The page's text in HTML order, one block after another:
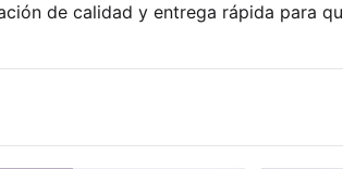
de calidad y entrega rápida para